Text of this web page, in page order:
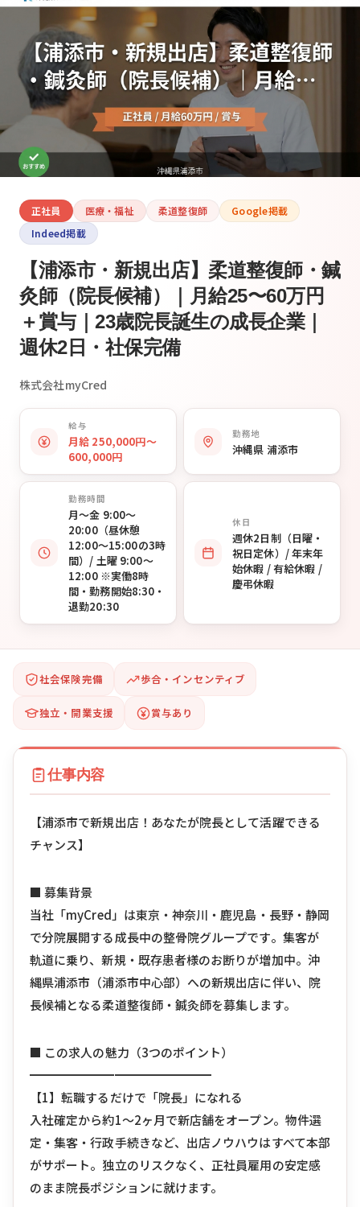
正社員 医療・福祉 柔道整復師
Google掲載
Indeed掲載
【浦添市・新規出店】柔道整復師・鍼
灸師（院長候補）｜月給25〜60万円
＋賞与｜23歳院長誕生の成長企業｜
週休2日・社保完備
株式会社myCred
給与
月給 250,000円〜
600,000円
勤務地
沖縄県 浦添市
勤務時間
月〜金 9:00〜
20:00（昼休憩
12:00〜15:00の3時
間）/ 土曜 9:00〜
12:00 ※実働8時
間・勤務開始8:30・
退勤20:30
休日
週休2日制（日曜・
祝日定休）/ 年末年
始休暇 / 有給休暇 /
慶弔休暇
社会保険完備 歩合・インセンティブ
独立・開業支援 賞与あり
仕事内容
【浦添市で新規出店！あなたが院長として活躍できる
チャンス】
■ 募集背景
当社「myCred」は東京・神奈川・鹿児島・長野・静岡
で分院展開する成長中の整骨院グループです。集客が
軌道に乗り、新規・既存患者様のお断りが増加中。沖
縄県浦添市（浦添市中心部）への新規出店に伴い、院
長候補となる柔道整復師・鍼灸師を募集します。
■ この求人の魅力（3つのポイント）
━━━━━━━━━━━━━━━
【1】転職するだけで「院長」になれる
入社確定から約1〜2ヶ月で新店舗をオープン。物件選
定・集客・行政手続きなど、出店ノウハウはすべて本部
がサポート。独立のリスクなく、正社員雇用の安定感
のまま院長ポジションに就けます。